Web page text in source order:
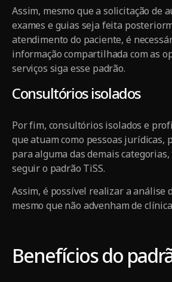
Assim, mesmo que a solicitação de
exames e guias seja feita
atendimento do paciente, é
informação compartilhada com as
serviços siga esse padrão.
Consultórios isolados
Por fim, consultórios isolados e
que atuam como pessoas jurídicas,
para alguma das demais
seguir o padrão TiSS.
Assim, é possível realizar a análise
mesmo que não advenham de
Benefícios do